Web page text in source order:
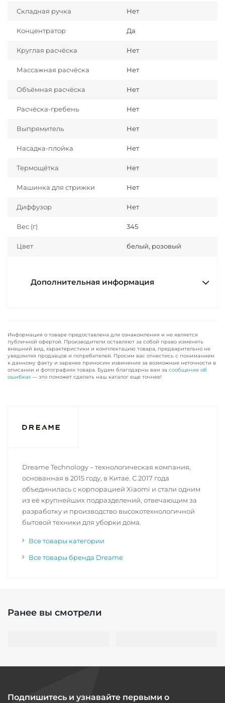
Складная ручка Нет
Концентратор Да
Круглая расчёска Нет
Массажная расчёска Нет
Объёмная расчёска Нет
Расчёска-гребень Нет
Выпрямитель Нет
Насадка-плойка Нет
Термощётка Нет
Машинка для стрижки Нет
Диффузор Нет
Вес (г) 345
Цвет белый, розовый
Дополнительная информация
Информация о товаре предоставлена для ознакомления и не является
публичной офертой. Производители оставляют за собой право изменять
внешний вид, характеристики и комплектацию товара, предварительно не
уведомляя продавцов и потребителей. Просим вас отнестись с пониманием
к данному факту и заранее приносим извинения за возможные неточности в
описании и фотографиях товара. Будем благодарны вам за сообщение об
ошибках — это поможет сделать наш каталог еще точнее!
Dreame Technology – технологическая компания,
основанная в 2015 году, в Китае. С 2017 года
объединилась с корпорацией Xiaomi и стали одним
из её крупнейших подразделений, отвечающим за
разработку и производство высокотехнологичной
бытовой техники для уборки дома.
Все товары категории
Все товары бренда Dreame
Ранее вы смотрели
Подпишитесь и узнавайте первыми о